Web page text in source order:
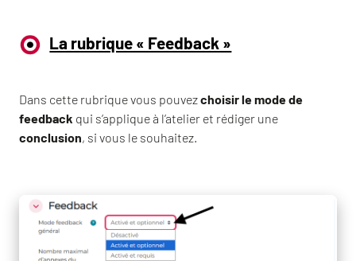
La rubrique « Feedback »
Dans cette rubrique vous pouvezchoisir le mode de
feedback qui s’applique à l’atelier et rédiger une
conclusion, si vous le souhaitez.